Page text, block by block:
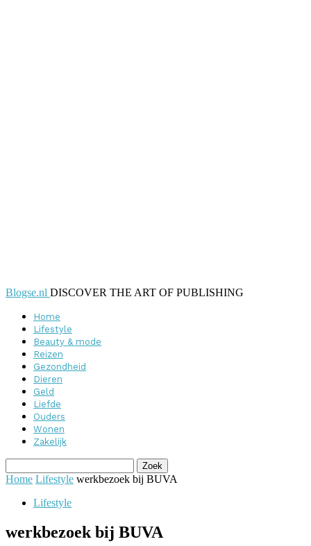
Blogse.nl DISCOVER THE ART OF PUBLISHING
Home
Lifestyle
Beauty & mode
Reizen
Gezondheid
Dieren
Geld
Liefde
Ouders
Wonen
Zakelijk
Home Lifestyle werkbezoek bij BUVA
Lifestyle
werkbezoek bij BUVA